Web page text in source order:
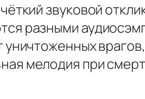
звуковой
разными
уничтоженных
мелодия при